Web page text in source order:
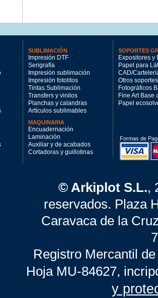
SUBLIMACIÓN
Impresión DTF
Serigrafía
Impresión sublimación
Impresión fotolitos
Tintas Sublimación
Transfers y vinilos
Planchas y calandras
Artículos sublimables
MAQUINARIA
Encuadernación
Laminación
Auxiliar y de acabados
Cortadoras y guillotinas
SOPORTES
Expositores y
Papel para
CAD/
Otros soportes
Fotográficos
Fine Art Base
Papel
Formas de
© Arkiplot S.L.,
reservados. Plaza
Caravaca de la
Registro Mercantil
Hoja MU-84627,
y